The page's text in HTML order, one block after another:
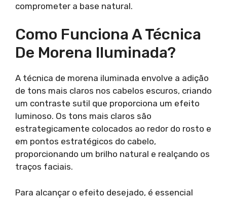
comprometer a base natural.
Como Funciona A Técnica
De Morena Iluminada?
A técnica de morena iluminada envolve a adição
de tons mais claros nos cabelos escuros, criando
um contraste sutil que proporciona um efeito
luminoso. Os tons mais claros são
estrategicamente colocados ao redor do rosto e
em pontos estratégicos do cabelo,
proporcionando um brilho natural e realçando os
traços faciais.
Para alcançar o efeito desejado, é essencial